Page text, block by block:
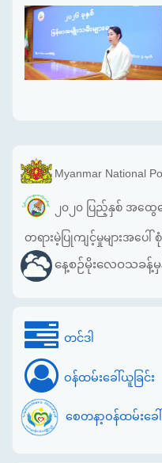
Myanmar National
၂၀၂၀ ပြည့်နှစ် အထွ
တရားမဲ့ပြုကျင့်မှုများအပေါ်
နေ့စဉ်မိုးလေဝသခန့်မှ
တင်ဒါ
ဝန်ထမ်းခေါ်ယူခြင်း
စေတနာ့ဝန်ထမ်းခေါ်